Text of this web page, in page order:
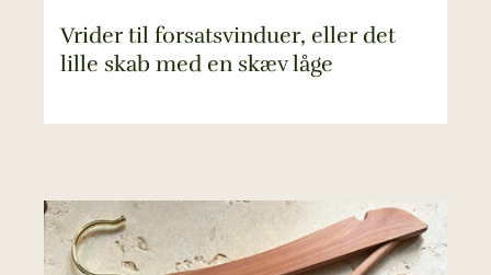
Vrider til forsatsvinduer, eller det
lille skab med en skæv låge